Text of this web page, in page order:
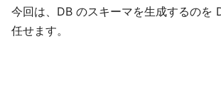
今回は、DB のスキーマを生成するのを
任せます。